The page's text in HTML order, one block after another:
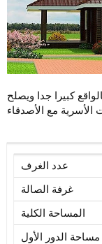
كبيرا جدا ويصلح
الأسرية مع الأصدقاء
عدد الغرف
غرفة الصالة
المساحة الكلية
مساحة الدور الأول